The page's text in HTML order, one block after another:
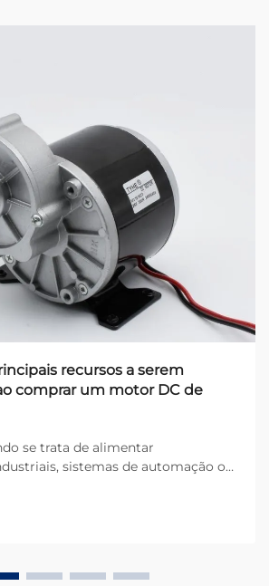
recursos a serem
comprar um motor DC de
se trata de alimentar
sistemas de automação ou
eficiência e segurança. No